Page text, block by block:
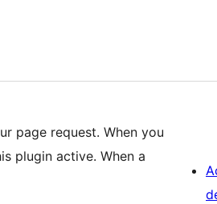
page request. When you
plugin active. When a